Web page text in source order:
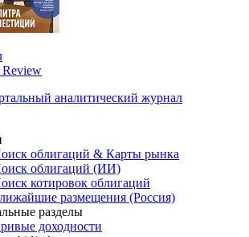
Review
аналитический журнал
облигаций & Карты рынка
облигаций (ИИ)
котировок облигаций
размещения (Россия)
разделы
доходности